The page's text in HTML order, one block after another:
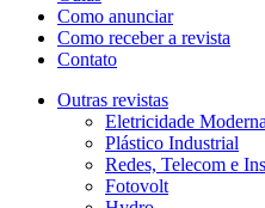
Como anunciar
Como receber a revista
Contato
Outras revistas
Eletricidade Moderna
Plástico Industrial
Redes, Telecom e
Fotovolt